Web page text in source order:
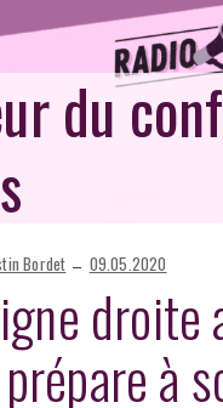
du
Bordet – 09.05.2020
à